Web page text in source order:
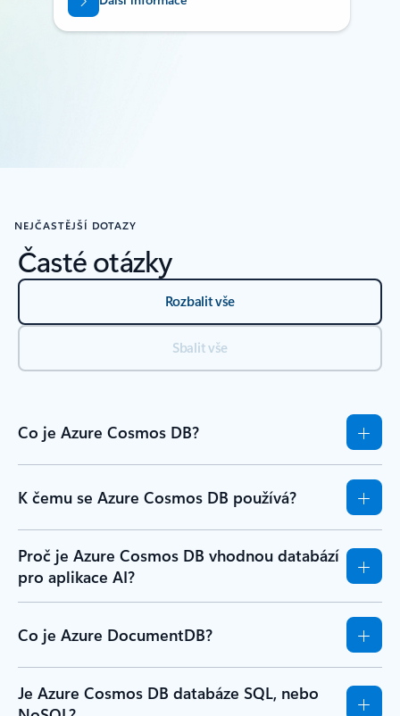
NEJČASTĚJŠÍ DOTAZY
Časté otázky
Rozbalit vše
Sbalit vše
Co je Azure Cosmos DB?
K čemu se Azure Cosmos DB používá?
Proč je Azure Cosmos DB vhodnou databází
pro aplikace AI?
Co je Azure DocumentDB?
Je Azure Cosmos DB databáze SQL, nebo